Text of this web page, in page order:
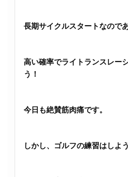
長期サイクルスタートなのであ
高い確率でライトランスレー
う！
今日も絶賛筋肉痛です。
しかし、ゴルフの練習はしよ